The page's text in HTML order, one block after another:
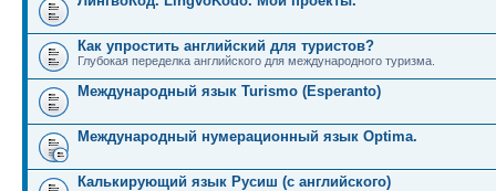
Как упростить английский для туристов?
Глубокая переделка английского для международного туризма.
Международный язык Turismo (Esperanto)
Международный нумерационный язык Optima.
Калькирующий язык Русиш (с английского)